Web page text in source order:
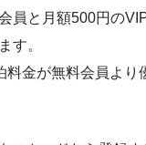
員と月額500円の
す。
料金が無料会員より